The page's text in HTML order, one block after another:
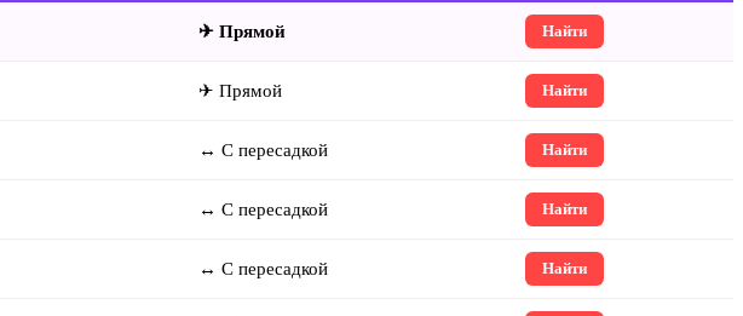
✈ Прямой Найти
✈ Прямой Найти
↔ С пересадкой Найти
↔ С пересадкой Найти
↔ С пересадкой Найти